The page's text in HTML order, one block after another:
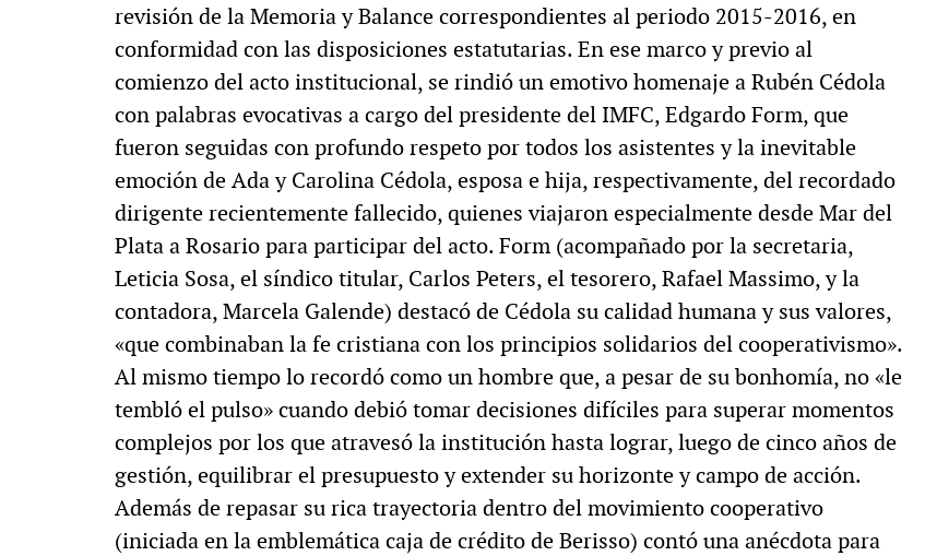
revisión de la Memoria y Balance correspondientes al periodo 2015-2016, en
conformidad con las disposiciones estatutarias. En ese marco y previo al
comienzo del acto institucional, se rindió un emotivo homenaje a Rubén Cédola
con palabras evocativas a cargo del presidente del IMFC, Edgardo Form, que
fueron seguidas con profundo respeto por todos los asistentes y la inevitable
emoción de Ada y Carolina Cédola, esposa e hija, respectivamente, del recordado
dirigente recientemente fallecido, quienes viajaron especialmente desde Mar del
Plata a Rosario para participar del acto. Form (acompañado por la secretaria,
Leticia Sosa, el síndico titular, Carlos Peters, el tesorero, Rafael Massimo, y la
contadora, Marcela Galende) destacó de Cédola su calidad humana y sus valores,
«que combinaban la fe cristiana con los principios solidarios del cooperativismo».
Al mismo tiempo lo recordó como un hombre que, a pesar de su bonhomía, no «le
tembló el pulso» cuando debió tomar decisiones difíciles para superar momentos
complejos por los que atravesó la institución hasta lograr, luego de cinco años de
gestión, equilibrar el presupuesto y extender su horizonte y campo de acción.
Además de repasar su rica trayectoria dentro del movimiento cooperativo
(iniciada en la emblemática caja de crédito de Berisso) contó una anécdota para
MULTIMEDIA
60º aniversario de Acción.
Periodismo con historia
MULTIMEDIA
Rocambole. Imágenes
paganas